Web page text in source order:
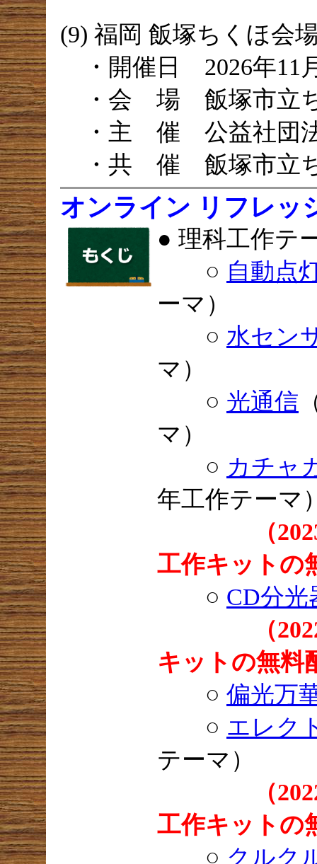
(9) 福岡 飯塚ちくほ会
・開催日 2026年11
・会 場 飯塚市立
・主 催 公益社団法
・共 催 飯塚市立
オンライン リフレ
● 理科工作テ
○ 自動点
ーマ）
○ 水セン
マ）
○ 光通信
マ）
○ カチャ
年工作テーマ
（
工作キットの
○ CD分光
（
キットの無料
○ 偏光万
○ エレク
テーマ）
（
工作キットの
○ クルク